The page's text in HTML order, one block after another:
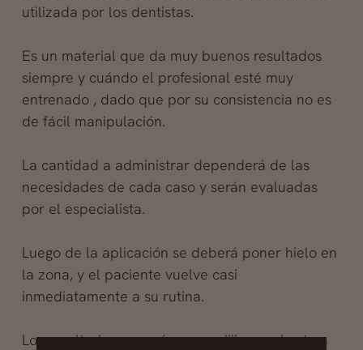
utilizada por los dentistas.
Es un material que da muy buenos resultados
siempre y cuándo el profesional esté muy
entrenado , dado que por su consistencia no es
de fácil manipulación.
La cantidad a administrar dependerá de las
necesidades de cada caso y serán evaluadas
por el especialista.
Luego de la aplicación se deberá poner hielo en
la zona, y el paciente vuelve casi
inmediatamente a su rutina.
Los resultados se verán como dijimos a las tres